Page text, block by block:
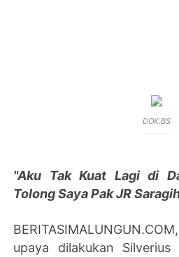
DOK.BS
"Aku Tak Kuat Lagi di
Tolong Saya Pak JR
upaya dilakukan